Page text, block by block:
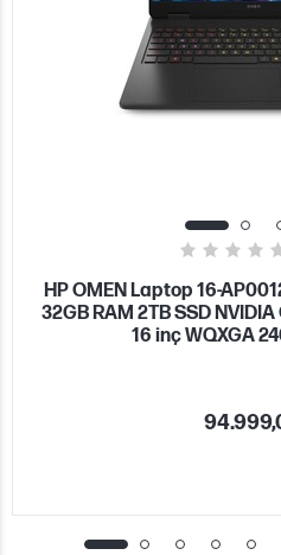
HP OMEN Laptop 16-
32GB RAM 2TB SSD
16 inç WQXGA